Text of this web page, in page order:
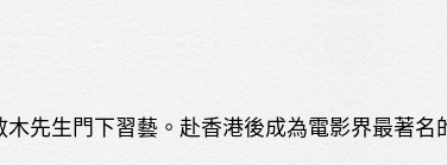
先生門下習藝。赴香港後成為電影界最著